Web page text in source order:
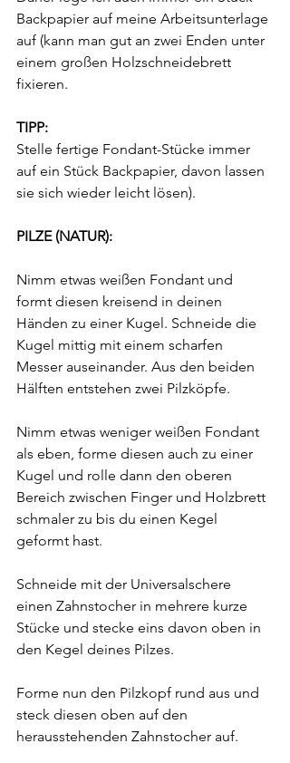
Backpapier auf meine Arbeitsunterlage
auf (kann man gut an zwei Enden unter
einem großen Holzschneidebrett
fixieren.
TIPP:
Stelle fertige Fondant-Stücke immer
auf ein Stück Backpapier, davon lassen
sie sich wieder leicht lösen).
PILZE (NATUR):
Nimm etwas weißen Fondant und
formt diesen kreisend in deinen
Händen zu einer Kugel. Schneide die
Kugel mittig mit einem scharfen
Messer auseinander. Aus den beiden
Hälften entstehen zwei Pilzköpfe.
Nimm etwas weniger weißen Fondant
als eben, forme diesen auch zu einer
Kugel und rolle dann den oberen
Bereich zwischen Finger und Holzbrett
schmaler zu bis du einen Kegel
geformt hast.
Schneide mit der Universalschere
einen Zahnstocher in mehrere kurze
Stücke und stecke eins davon oben in
den Kegel deines Pilzes.
Forme nun den Pilzkopf rund aus und
steck diesen oben auf den
herausstehenden Zahnstocher auf.